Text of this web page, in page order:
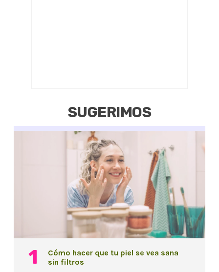
SUGERIMOS
Cómo hacer que tu piel se vea sana
sin filtros